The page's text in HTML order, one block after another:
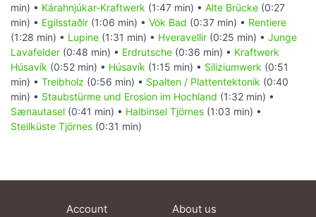
min) • Kárahnjúkar-Kraftwerk (1:47 min) • Alte Brücke (0:27
min) • Egilsstaðir (1:06 min) • Vök Bad (0:37 min) • Rentiere
(1:28 min) • Lupine (1:31 min) • Hveravellir (0:25 min) • Junge
Lavafelder (0:48 min) • Erdrutsche (0:36 min) • Kraftwerk
Húsavík (0:52 min) • Húsavík (1:15 min) • Siliziumwerk (0:51
min) • Treibholz (0:56 min) • Spalten / Plattentektonik (0:40
min) • Staubstürme und Erosion im Hochland (1:32 min) •
Sænautasel (0:41 min) • Halbinsel Tjörnes (1:03 min) •
Steilküste Tjörnes (0:31 min)
Account About us